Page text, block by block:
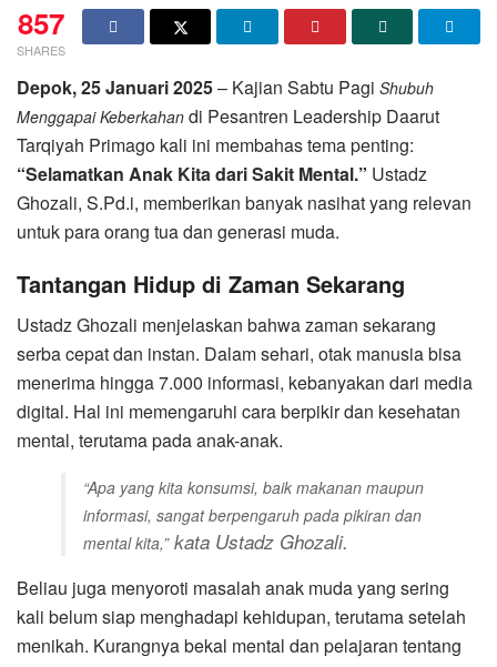
857
SHARES
Depok, 25 Januari 2025– Kajian Sabtu Pagi Shubuh
Menggapai Keberkahan di Pesantren Leadership Daarut
Tarqiyah Primago kali ini membahas tema penting:
“Selamatkan Anak Kita dari Sakit Mental.” Ustadz
Ghozali, S.Pd.i, memberikan banyak nasihat yang relevan
untuk para orang tua dan generasi muda.
Tantangan Hidup di Zaman Sekarang
Ustadz Ghozali menjelaskan bahwa zaman sekarang
serba cepat dan instan. Dalam sehari, otak manusia bisa
menerima hingga 7.000 informasi, kebanyakan dari media
digital. Hal ini memengaruhi cara berpikir dan kesehatan
mental, terutama pada anak-anak.
“Apa yang kita konsumsi, baik makanan maupun
informasi, sangat berpengaruh pada pikiran dan
mental kita,”kata Ustadz Ghozali.
Beliau juga menyoroti masalah anak muda yang sering
kali belum siap menghadapi kehidupan, terutama setelah
menikah. Kurangnya bekal mental dan pelajaran tentang